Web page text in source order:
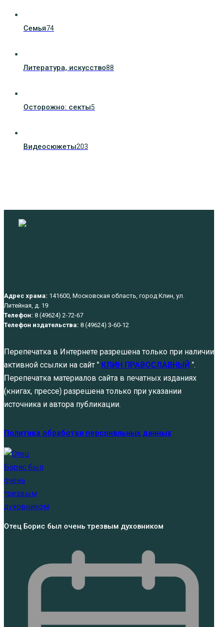
Семья74
Литература, искуcство88
Осторожно: секты5
Видеосюжеты203
Адрес храма: 141600, Московская область, город Клин, ул.
Литейная, д. 19
Телефон: 8 (49624) 2-72-67
Телефон издательства: 8 (49624) 3-60-12
Перепечатка в Интернете разрешена только при наличии
активной ссылки на сайт " КЛИН ПРАВОСЛАВНЫЙ ".
Перепечатка материалов сайта в печатных изданиях
(книгах, прессе) разрешена только при указании
источника и автора публикации.
Политика обработки персональных данных
Отец Борис был очень трезвым духовником